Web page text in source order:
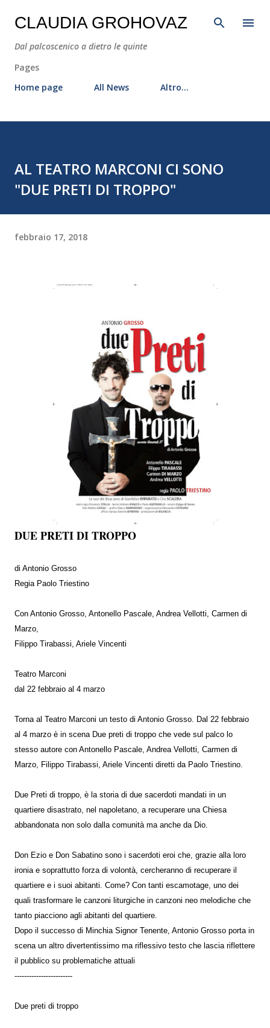
Passa ai contenuti principali
CLAUDIA GROHOVAZ
Dal palcoscenico a dietro le quinte
Pages
Home page
All News Altro…
AL TEATRO MARCONI CI SONO
"DUE PRETI DI TROPPO"
febbraio 17, 2018
DUE PRETI DI TROPPO
di Antonio Grosso
Regia Paolo Triestino
Con Antonio Grosso, Antonello Pascale, Andrea Vellotti, Carmen di
Marzo,
Filippo Tirabassi, Ariele Vincenti
Teatro Marconi
dal 22 febbraio al 4 marzo
Torna al Teatro Marconi un testo di Antonio Grosso. Dal 22 febbraio
al 4 marzo è in scena Due preti di troppo che vede sul palco lo
stesso autore con Antonello Pascale, Andrea Vellotti, Carmen di
Marzo, Filippo Tirabassi, Ariele Vincenti diretti da Paolo Triestino.
Due Preti di troppo, è la storia di due sacerdoti mandati in un
quartiere disastrato, nel napoletano, a recuperare una Chiesa
abbandonata non solo dalla comunità ma anche da Dio.
Don Ezio e Don Sabatino sono i sacerdoti eroi che, grazie alla loro
ironia e soprattutto forza di volontà, cercheranno di recuperare il
quartiere e i suoi abitanti. Come? Con tanti escamotage, uno dei
quali trasformare le canzoni liturgiche in canzoni neo melodiche che
tanto piacciono agli abitanti del quartiere.
Dopo il successo di Minchia Signor Tenente, Antonio Grosso porta in
scena un altro divertentissimo ma riflessivo testo che lascia riflettere
il pubblico su problematiche attuali
------------------------
Due preti di troppo